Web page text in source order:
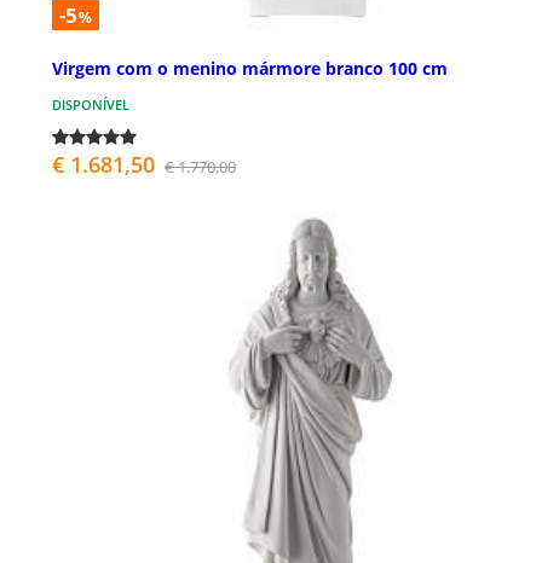
-5%
Virgem com o menino mármore branco 100 cm
DISPONÍVEL
€ 1.681,50 € 1.770,00